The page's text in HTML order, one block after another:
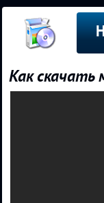
Как скачать